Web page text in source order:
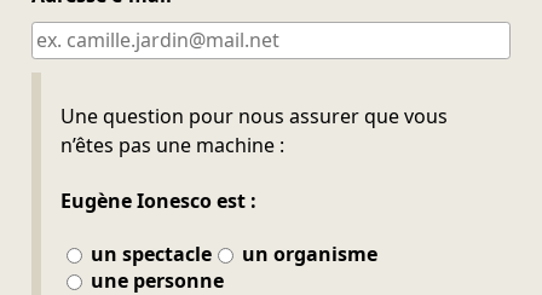
Une question pour nous assurer que vous
n’êtes pas une machine :
Eugène Ionesco est :
un spectacle
un organisme
une personne
Ne pas remplir